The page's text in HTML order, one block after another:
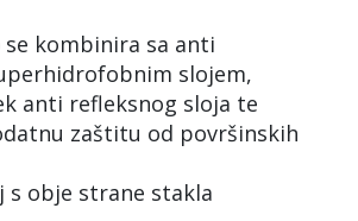
se kombinira sa anti
slojem,
anti refleksnog sloja te
zaštitu od površinskih
s obje strane stakla